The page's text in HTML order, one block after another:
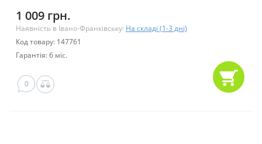
1 009 грн.
Наявність в Івано-Франківську: На складі (1-3 дні)
Код товару: 147761
Гарантія: 6 міс.
0